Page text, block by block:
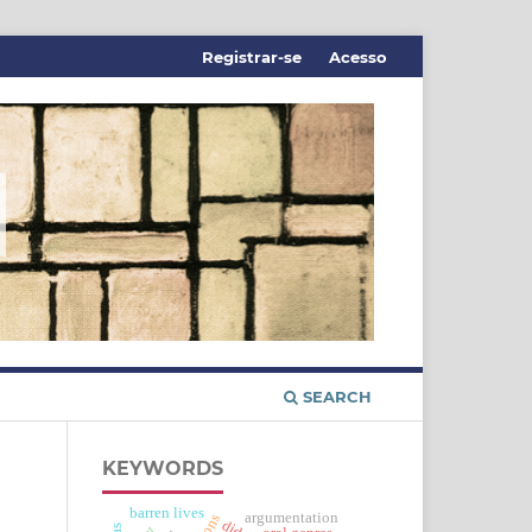
SEARCH
Registrar-se Acesso
KEYWORDS
argumentation
barren lives